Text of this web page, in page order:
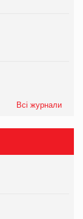
Всі журнали